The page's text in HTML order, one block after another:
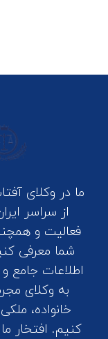
ما در وکلای
از سراسر
فعالیت و
شما معرفی
اطلاعات جامع
به وکلای
خانواده،
کنیم. افتخار